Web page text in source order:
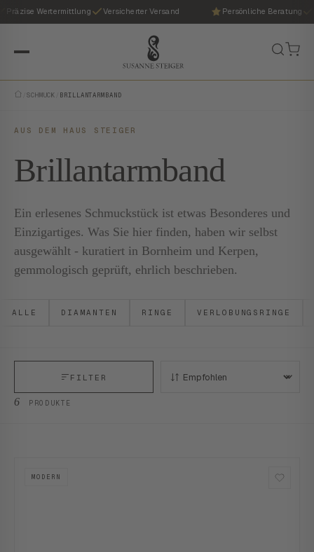
Präzise Wertermittlung Versicherter Versand Persönliche Beratung
SCHMUCK BRILLANTARMBAND
AUS DEM HAUS STEIGER
Brillantarmband
Ein erlesenes Schmuckstück ist etwas Besonderes und
Einzigartiges. Was Sie hier finden, haben wir selbst
ausgewählt - kuratiert in Bornheim und Kerpen,
gemmologisch geprüft, ehrlich beschrieben.
ALLE DIAMANTEN RINGE VERLOBUNGSRINGE
6 PRODUKTE
FILTER SORTIEREN:
MODERN